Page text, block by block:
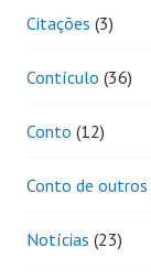
Citações (3)
Contículo (36)
Conto (12)
Conto de outros
Notícias (23)